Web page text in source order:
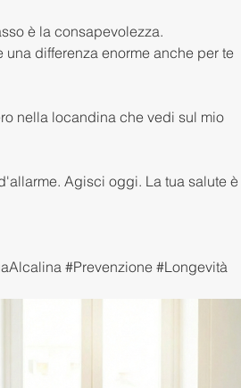
è la consapevolezza.
differenza enorme anche per te
nella locandina che vedi sul mio
#Prevenzione #Longevità